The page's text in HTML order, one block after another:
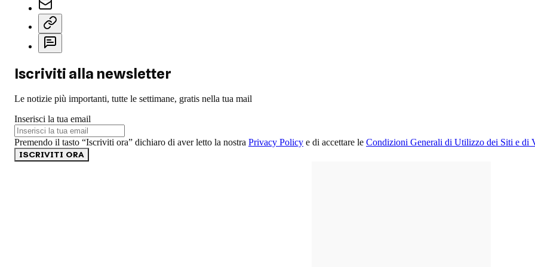
Iscriviti alla newsletter
Le notizie più importanti, tutte le settimane, gratis nella tua mail
Inserisci la tua email
Premendo il tasto “Iscriviti ora” dichiaro di aver letto la nostra Privacy Policy e di accettare le Condizioni Generali di Utilizzo dei Siti e di
ISCRIVITI ORA